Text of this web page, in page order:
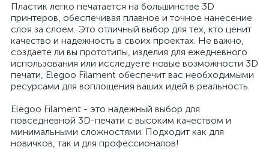
Пластик легко печатается на большинстве 3D
принтеров, обеспечивая плавное и точное нанесение
слоя за слоем. Это отличный выбор для тех, кто ценит
качество и надежность в своих проектах. Не важно,
создаете ли вы прототипы, изделия для ежедневного
использования или исследуете новые возможности 3D
печати, Elegoo Filament обеспечит вас необходимыми
ресурсами для воплощения ваших идей в реальность.
Elegoo Filament - это надежный выбор для
повседневной 3D-печати с высоким качеством и
минимальными сложностями. Подходит как для
новичков, так и для профессионалов!